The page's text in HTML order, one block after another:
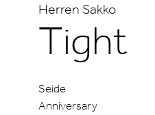
Herren Sakko
Tight
Seide
Anniversary